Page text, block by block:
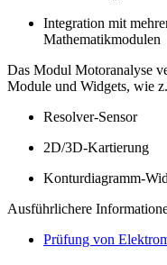
Integration mit
Mathematikmodulen
Das Modul Motoranalyse
Module und Widgets, wie
Resolver-Sensor
2D/3D-Kartierung
Konturdiagramm-
Ausführlichere
Prüfung von